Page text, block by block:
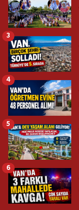
3
4
5
6